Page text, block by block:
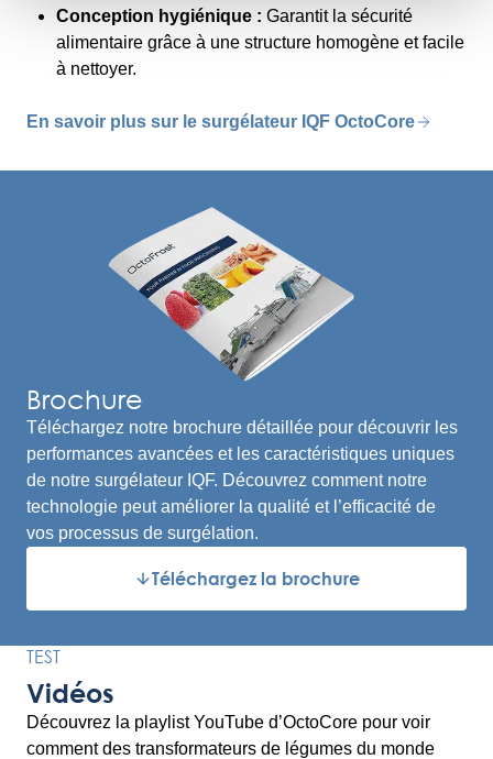
Conception hygiénique : Garantit la sécurité
alimentaire grâce à une structure homogène et facile
à nettoyer.
En savoir plus sur le surgélateur IQF OctoCore
Brochure
Téléchargez notre brochure détaillée pour découvrir les
performances avancées et les caractéristiques uniques
de notre surgélateur IQF. Découvrez comment notre
technologie peut améliorer la qualité et l’efficacité de
vos processus de surgélation.
Téléchargez la brochure
TEST
Vidéos
Découvrez la playlist YouTube d’OctoCore pour voir
comment des transformateurs de légumes du monde